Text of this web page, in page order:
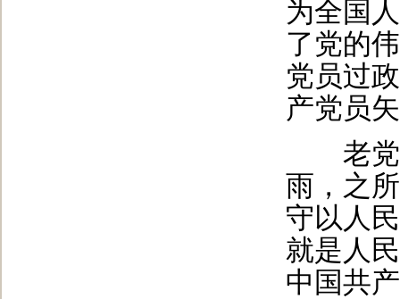
为全国
了党的
党员过
产党员
老党
雨，之
守以人
就是人
中国共